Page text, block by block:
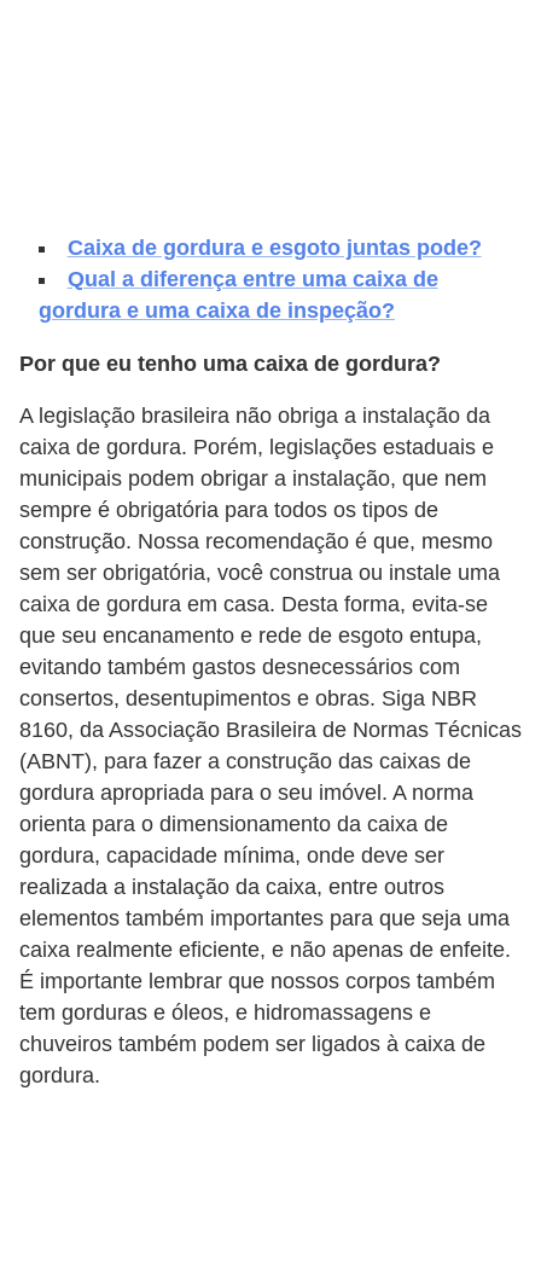
Caixa de gordura e esgoto juntas pode?
Qual a diferença entre uma caixa de
gordura e uma caixa de inspeção?
Por que eu tenho uma caixa de gordura?
A legislação brasileira não obriga a instalação da
caixa de gordura. Porém, legislações estaduais e
municipais podem obrigar a instalação, que nem
sempre é obrigatória para todos os tipos de
construção. Nossa recomendação é que, mesmo
sem ser obrigatória, você construa ou instale uma
caixa de gordura em casa. Desta forma, evita-se
que seu encanamento e rede de esgoto entupa,
evitando também gastos desnecessários com
consertos, desentupimentos e obras. Siga NBR
8160, da Associação Brasileira de Normas Técnicas
(ABNT), para fazer a construção das caixas de
gordura apropriada para o seu imóvel. A norma
orienta para o dimensionamento da caixa de
gordura, capacidade mínima, onde deve ser
realizada a instalação da caixa, entre outros
elementos também importantes para que seja uma
caixa realmente eficiente, e não apenas de enfeite.
É importante lembrar que nossos corpos também
tem gorduras e óleos, e hidromassagens e
chuveiros também podem ser ligados à caixa de
gordura.
e
r
a
ç
ã
o
D
i
c
a
s
p
a
r
s
u
a
c
a